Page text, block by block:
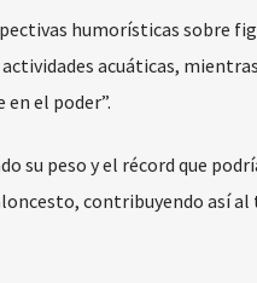
humorísticas sobre
acuáticas,
el poder”.
su peso y el récord que
contribuyendo así